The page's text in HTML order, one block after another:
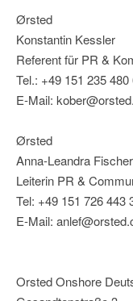
Ørsted
Konstantin Kessler
Referent für PR &
Tel.: +49 151 235 480
E-Mail:
Ørsted
Anna-Leandra Fischer
Leiterin PR &
Tel: +49 151 726 443
E-Mail:
Orsted Onshore